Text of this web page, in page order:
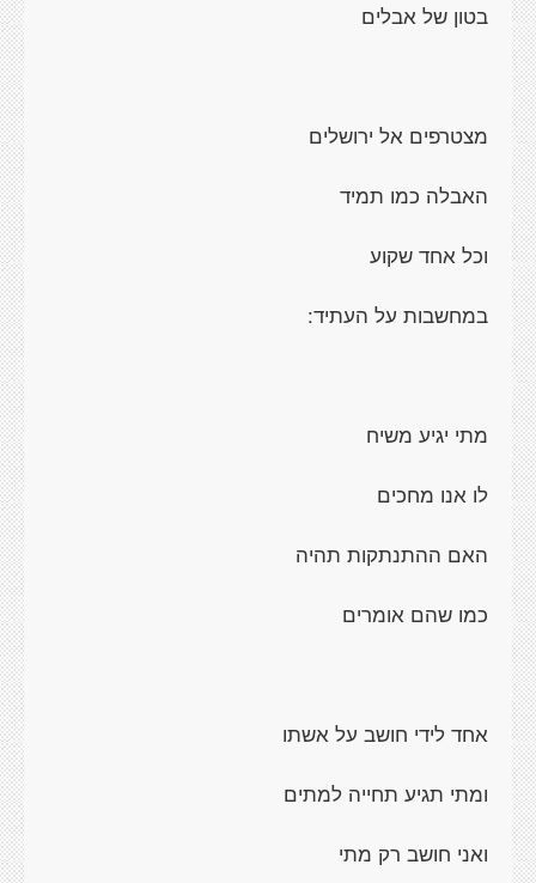
בטון של אבלים
מצטרפים אל ירושלים
האבלה כמו תמיד
וכל אחד שקוע
במחשבות על העתיד:
מתי יגיע משיח
לו אנו מחכים
האם ההתנתקות תהיה
כמו שהם אומרים
אחד לידי חושב על אשתו
ומתי תגיע תחייה למתים
ואני חושב רק מתי